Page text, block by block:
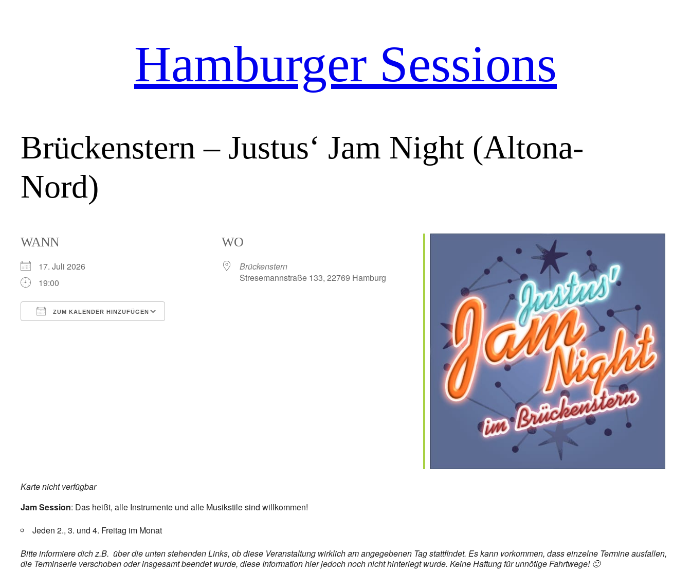
Hamburger Sessions
Brückenstern – Justus‘ Jam Night (Altona-
Nord)
WANN
17. Juli 2026
19:00
ZUM KALENDER HINZUFÜGEN
Office 365 Outlook Live
WO
Brückenstern
Stresemannstraße 133, 22769 Hamburg
Karte nicht verfügbar
Jam Session: Das heißt, alle Instrumente und alle Musikstile sind willkommen!
Jeden 2., 3. und 4. Freitag im Monat
Bitte informiere dich z.B. über die unten stehenden Links, ob diese Veranstaltung wirklich am angegebenen Tag stattfindet. Es kann vorkommen, dass einzelne Termine ausfallen,
die Terminserie verschoben oder insgesamt beendet wurde, diese Information hier jedoch noch nicht hinterlegt wurde. Keine Haftung für unnötige Fahrtwege! 🙂